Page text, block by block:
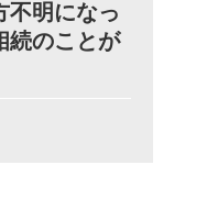
不明になっ
続のことが